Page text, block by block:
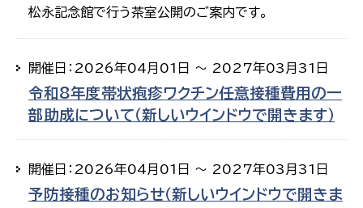
松永記念館で行う茶室公開のご案内です。
開催日：2026年04月01日 ～ 2027年03月31日
令和8年度帯状疱疹ワクチン任意接種費用の一
部助成について（新しいウインドウで開きます）
開催日：2026年04月01日 ～ 2027年03月31日
予防接種のお知らせ（新しいウインドウで開きま